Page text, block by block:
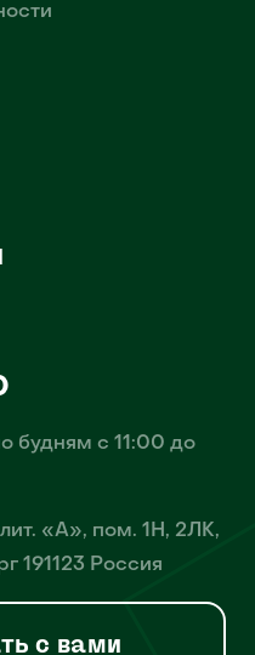
будням с 11:00 до
«А», пом. 1Н, 2ЛК,
191123 Россия
с вами